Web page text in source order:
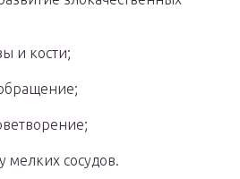
и кости;
мелких сосудов.